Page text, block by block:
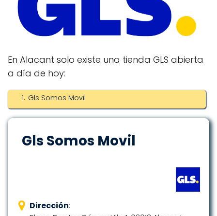
En Alacant solo existe una tienda GLS abierta
a día de hoy:
Gls Somos Movil
Gls Somos Movil
Dirección: